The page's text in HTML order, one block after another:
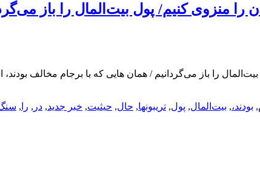
منزوی کنیم/ پول بیت‌المال را باز
را باز می‌گردانیم / همان هایی که با برجام مخالف
, بودند،, بیت‌المال, پول, تریبونها, حال, حیثیت, خبر جدید, در , را ,